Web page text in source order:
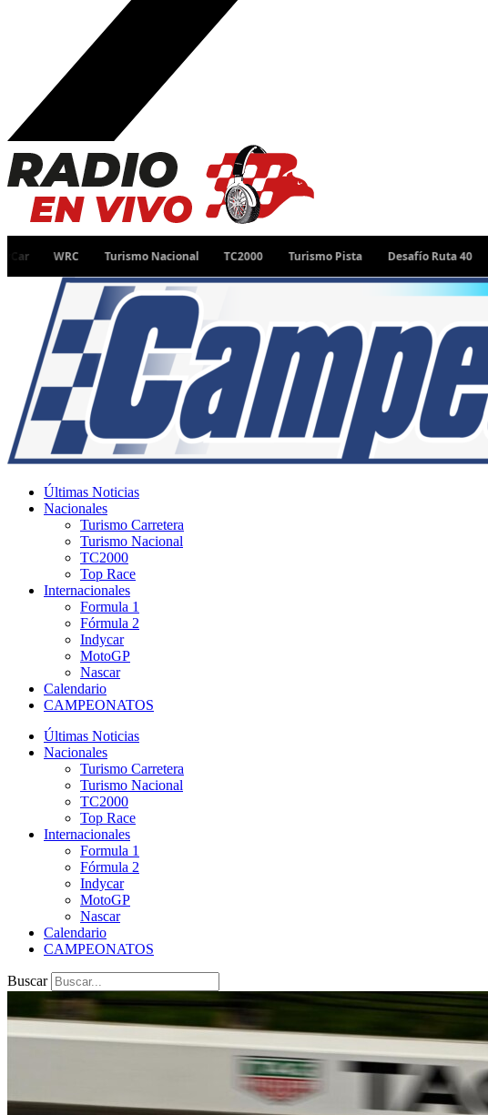
WRC Turismo Nacional TC2000 Turismo Pista Desafío Ruta 40 Top Race
Últimas Noticias
Nacionales
Turismo Carretera
Turismo Nacional
TC2000
Top Race
Internacionales
Formula 1
Fórmula 2
Indycar
MotoGP
Nascar
Calendario
CAMPEONATOS
Últimas Noticias
Nacionales
Turismo Carretera
Turismo Nacional
TC2000
Top Race
Internacionales
Formula 1
Fórmula 2
Indycar
MotoGP
Nascar
Calendario
CAMPEONATOS
Buscar